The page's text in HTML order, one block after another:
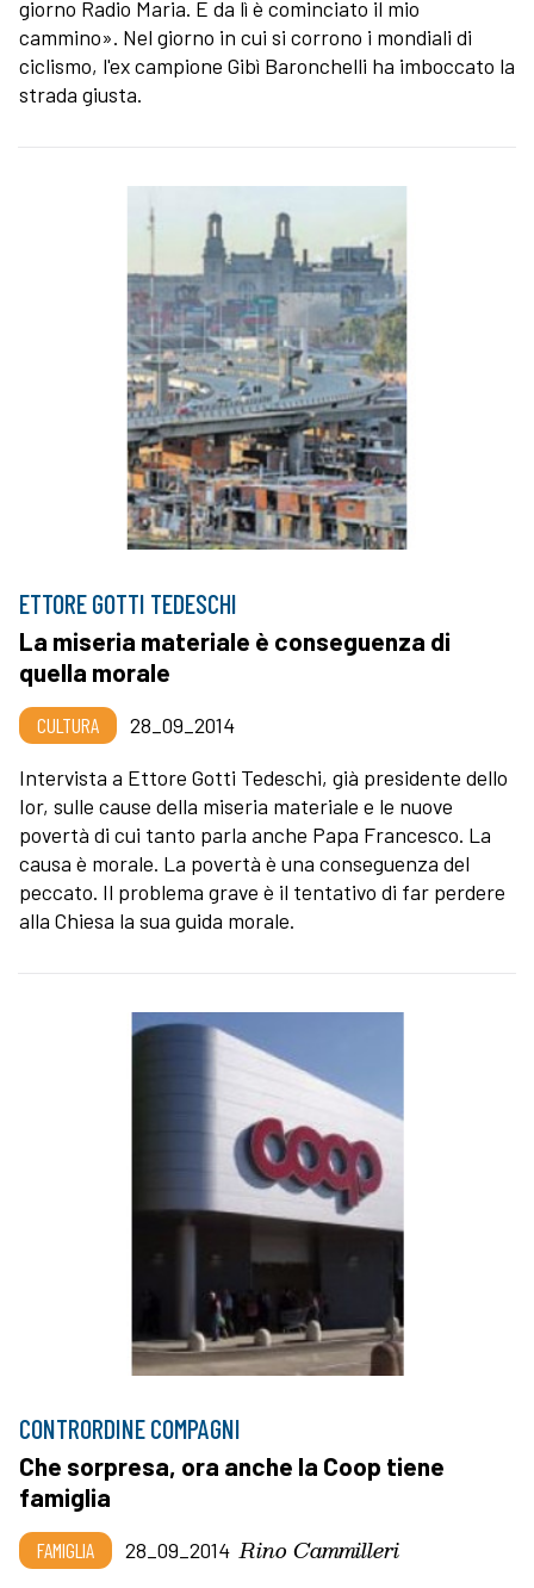
giorno Radio Maria. E da lì è cominciato il mio
cammino». Nel giorno in cui si corrono i mondiali di
ciclismo, l'ex campione Gibì Baronchelli ha imboccato la
strada giusta.
ETTORE GOTTI TEDESCHI
La miseria materiale è conseguenza di
quella morale
CULTURA
28_09_2014
Intervista a Ettore Gotti Tedeschi, già presidente dello
Ior, sulle cause della miseria materiale e le nuove
povertà di cui tanto parla anche Papa Francesco. La
causa è morale. La povertà è una conseguenza del
peccato. Il problema grave è il tentativo di far perdere
alla Chiesa la sua guida morale.
CONTRORDINE COMPAGNI
Che sorpresa, ora anche la Coop tiene
famiglia
FAMIGLIA 28_09_2014 Rino Cammilleri